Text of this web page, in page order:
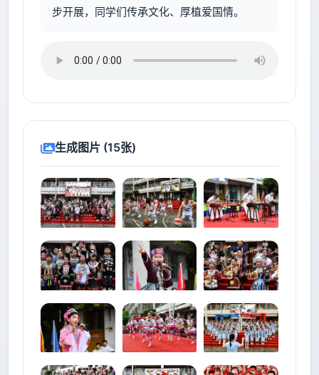
步开展，同学们传承文化、厚植爱国情。
生成图片 (15张)